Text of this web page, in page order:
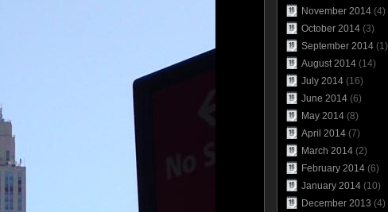
November 2014(4)
October 2014(3)
September 2014(1)
August 2014(14)
July 2014(16)
June 2014(6)
May 2014(8)
April 2014(7)
March 2014(2)
February 2014(6)
January 2014(10)
December 2013 (4)